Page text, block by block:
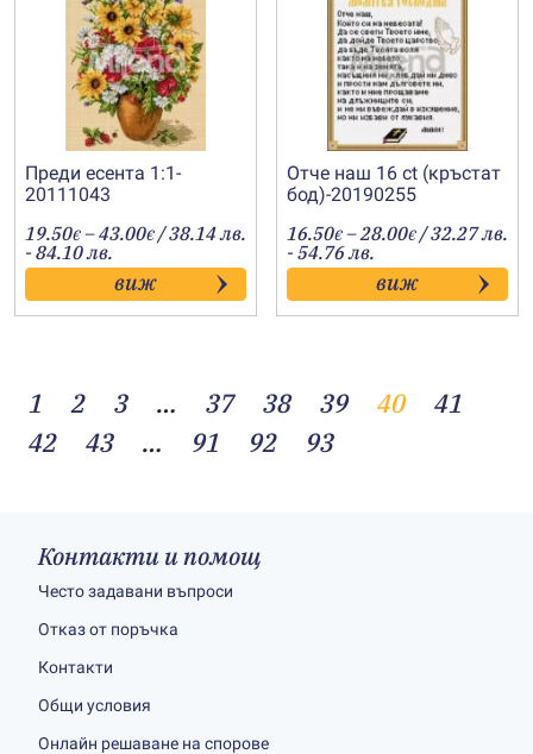
Преди есента 1:1-
20111043
19.50€ –43.00€Price
range:
19.50€
through
43.00€
/ 38.14 лв.
- 84.10 лв.
виж
Отче наш 16 ct (кръстат
бод)-20190255
16.50€ –28.00€Price
range:
16.50€
through
28.00€
/ 32.27 лв.
- 54.76 лв.
виж
1 2 3 … 37 38 39 40
41
42
43 … 91 92 93
Контакти и помощ
Често задавани въпроси
Отказ от поръчка
Контакти
Общи условия
Онлайн решаване на спорове